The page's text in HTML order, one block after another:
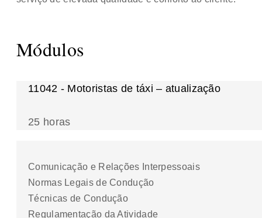
Módulos
11042 - Motoristas de táxi – atualização
25 horas
Comunicação e Relações Interpessoais
Normas Legais de Condução
Técnicas de Condução
Regulamentação da Atividade